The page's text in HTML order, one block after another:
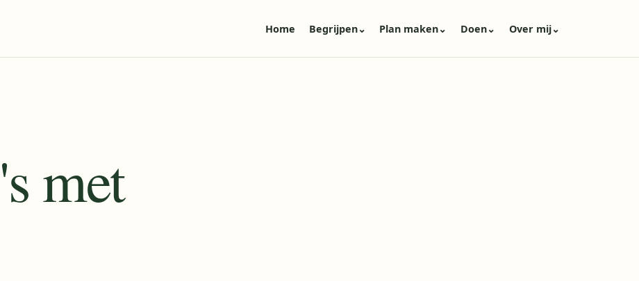
Home Begrijpen⌄ Plan maken⌄ Doen⌄ Over mij⌄
met